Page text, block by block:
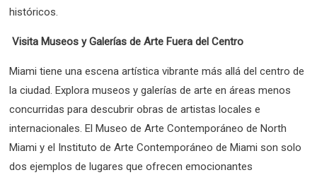
históricos.
Visita Museos y Galerías de Arte Fuera del Centro
Miami tiene una escena artística vibrante más allá del centro de
la ciudad. Explora museos y galerías de arte en áreas menos
concurridas para descubrir obras de artistas locales e
internacionales. El Museo de Arte Contemporáneo de North
Miami y el Instituto de Arte Contemporáneo de Miami son solo
dos ejemplos de lugares que ofrecen emocionantes